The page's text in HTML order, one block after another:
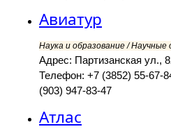
Авиатур
Наука и образование /
Адрес: Партизанская ул.,
Телефон: +7 (3852) 55-67-
(903) 947-83-47
Атлас